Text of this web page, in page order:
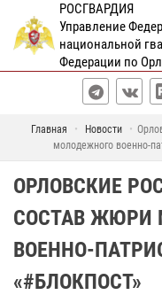
РОСГВАРДИЯ
Управление
национальной
Федерации по
Главная Новости
молодежного военно-
ОРЛОВСКИЕ
СОСТАВ ЖЮРИ
ВОЕННО-
«#БЛОКПОСТ»